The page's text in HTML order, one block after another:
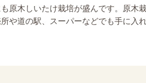
原木しいたけ栽培が盛んです。原木
や道の駅、スーパーなどでも手に入